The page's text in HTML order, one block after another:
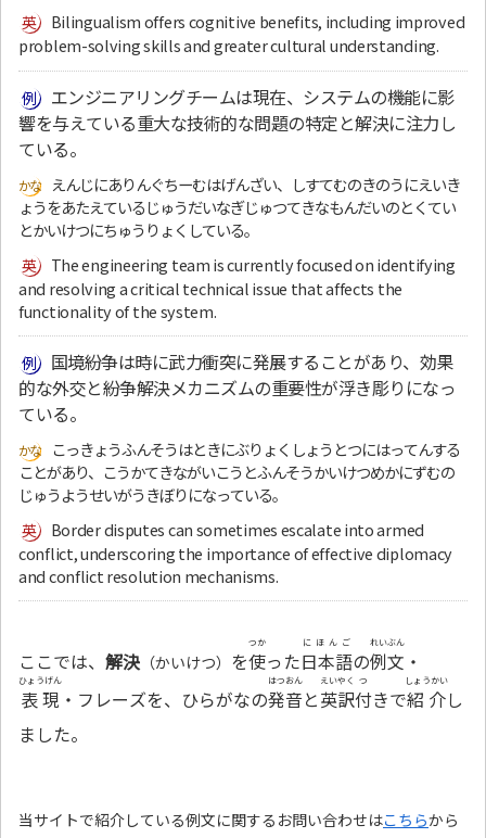
Bilingualism offers cognitive benefits, including improved
problem-solving skills and greater cultural understanding.
エンジニアリングチームは現在、システムの機能に影
響を与えている重大な技術的な問題の特定と解決に注力し
ている。
えんじにありんぐちーむはげんざい、しすてむのきのうにえいき
ょうをあたえているじゅうだいなぎじゅつてきなもんだいのとくてい
とかいけつにちゅうりょくしている。
The engineering team is currently focused on identifying
and resolving a critical technical issue that affects the
functionality of the system.
国境紛争は時に武力衝突に発展することがあり、効果
的な外交と紛争解決メカニズムの重要性が浮き彫りになっ
ている。
こっきょうふんそうはときにぶりょくしょうとつにはってんする
ことがあり、こうかてきながいこうとふんそうかいけつめかにずむの
じゅうようせいがうきぼりになっている。
Border disputes can sometimes escalate into armed
conflict, underscoring the importance of effective diplomacy
and conflict resolution mechanisms.
ここでは、 解決 （かいけつ） を使
つか
った日本語
にほんご
の例文
れいぶん
・
表現
ひょうげん
・フレーズを、ひらがなの発音
はつおん
と英訳
えいやく
付
つ
きで紹介
しょうかい
し
ました。
当サイトで紹介している例文に関するお問い合わせはこちらから